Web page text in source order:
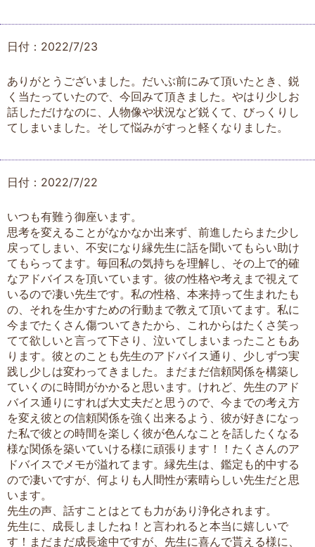
日付：2022/7/23
ありがとうございました。だいぶ前にみて頂いたとき、鋭
く当たっていたので、今回みて頂きました。やはり少しお
話しただけなのに、人物像や状況など鋭くて、びっくりし
てしまいました。そして悩みがすっと軽くなりました。
日付：2022/7/22
いつも有難う御座います。
思考を変えることがなかなか出来ず、前進したらまた少し
戻ってしまい、不安になり縁先生に話を聞いてもらい助け
てもらってます。毎回私の気持ちを理解し、その上で的確
なアドバイスを頂いています。彼の性格や考えまで視えて
いるので凄い先生です。私の性格、本来持って生まれたも
の、それを生かすための行動まで教えて頂いてます。私に
今までたくさん傷ついてきたから、これからはたくさ笑っ
てて欲しいと言って下さり、泣いてしまいまったこともあ
ります。彼とのことも先生のアドバイス通り、少しずつ実
践し少しは変わってきました。まだまだ信頼関係を構築し
ていくのに時間がかかると思います。けれど、先生のアド
バイス通りにすれば大丈夫だと思うので、今までの考え方
を変え彼との信頼関係を強く出来るよう、彼が好きになっ
た私で彼との時間を楽しく彼が色んなことを話したくなる
様な関係を築いていける様に頑張ります！！たくさんのア
ドバイスでメモが溢れてます。縁先生は、鑑定も的中する
ので凄いですが、何よりも人間性が素晴らしい先生だと思
います。
先生の声、話すことはとても力があり浄化されます。
先生に、成長しましたね！と言われると本当に嬉しいで
す！まだまだ成長途中ですが、先生に喜んで貰える様に、